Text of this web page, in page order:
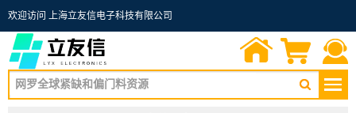
欢迎访问 上海立友信电子科技有限公司
首页